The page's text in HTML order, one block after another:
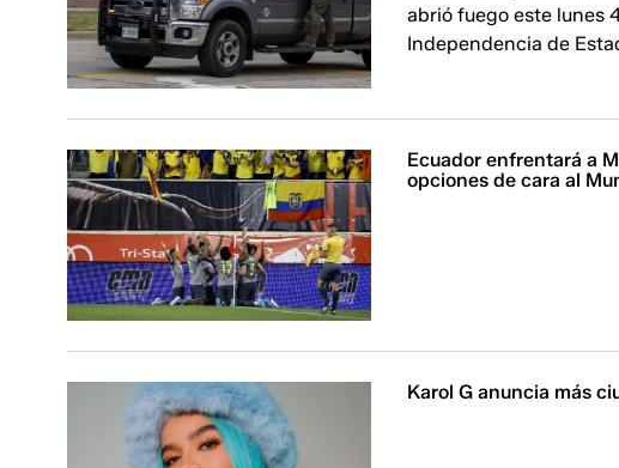
abrió fuego este lunes
Independencia de
Ecuador enfrentará a
opciones de cara al
Karol G anuncia más